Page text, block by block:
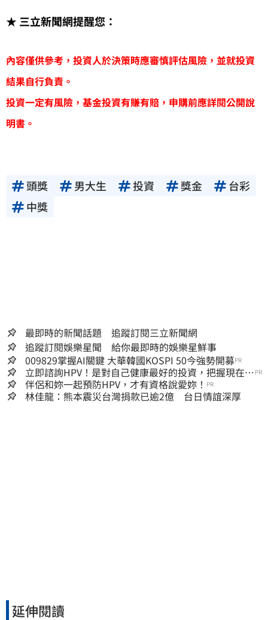
★ 三立新聞網提醒您：
內容僅供參考，投資人於決策時應審慎評估風險，並就投資
結果自行負責。
投資一定有風險，基金投資有賺有賠，申購前應詳閱公開說
明書。
頭獎 男大生 投資 獎金
台彩
中獎
最即時的新聞話題 追蹤訂閱三立新聞網
追蹤訂閱娛樂星聞 給你最即時的娛樂星鮮事
009829掌握AI關鍵 大華韓國KOSPI 50今強勢開募PR
立即諮詢HPV！是對自己健康最好的投資，把握現在不
嫌晚！
PR
伴侶和妳一起預防HPV，才有資格說愛妳！ PR
林佳龍：熊本震災台灣捐款已逾2億 台日情誼深厚
延伸閱讀